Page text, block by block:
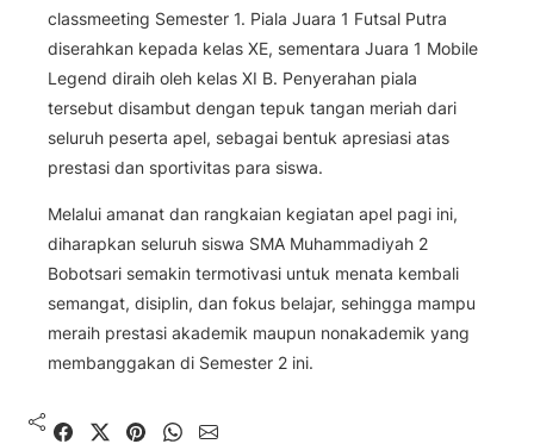
classmeeting Semester 1. Piala Juara 1 Futsal Putra
diserahkan kepada kelas XE, sementara Juara 1 Mobile
Legend diraih oleh kelas XI B. Penyerahan piala
tersebut disambut dengan tepuk tangan meriah dari
seluruh peserta apel, sebagai bentuk apresiasi atas
prestasi dan sportivitas para siswa.
Melalui amanat dan rangkaian kegiatan apel pagi ini,
diharapkan seluruh siswa SMA Muhammadiyah 2
Bobotsari semakin termotivasi untuk menata kembali
semangat, disiplin, dan fokus belajar, sehingga mampu
meraih prestasi akademik maupun nonakademik yang
membanggakan di Semester 2 ini.
Shared Share on X Pin It Send on WhatsApp Send on Email